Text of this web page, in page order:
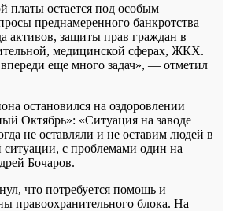
платы остается под особым
преднамеренного банкротства
активов, защиты прав граждан в
медицинской сферах, ЖКХ.
еще много задач», — отметил
остановился на оздоровлении
Октябрь»: «Ситуация на заводе
не оставляли и не оставим людей в
с проблемами один на
Бочаров.
что потребуется помощь и
правоохранительного блока. На